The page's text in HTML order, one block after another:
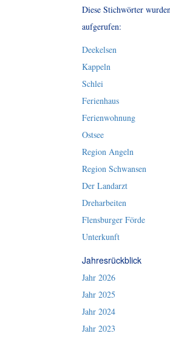
Diese Stichwörter
aufgerufen:
Deekelsen
Kappeln
Schlei
Ferienhaus
Ferienwohnung
Ostsee
Region Angeln
Region Schwansen
Der Landarzt
Dreharbeiten
Flensburger Förde
Unterkunft
Jahresrückblick
Jahr 2026
Jahr 2025
Jahr 2024
Jahr 2023